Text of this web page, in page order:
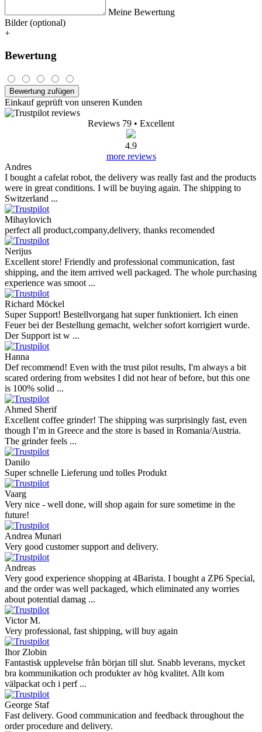
Meine Bewertung
Bilder (optional)
+
Bewertung
Bewertung zufügen
Einkauf geprüft von unseren Kunden
Reviews 79 • Excellent
4.9
more reviews
Andres
I bought a cafelat robot, the delivery was really fast and the products
were in great conditions. I will be buying again. The shipping to
Switzerland ...
Mihaylovich
perfect all product,company,delivery, thanks recomended
Nerijus
Excellent store! Friendly and professional communication, fast
shipping, and the item arrived well packaged. The whole purchasing
experience was smoot ...
Richard Möckel
Super Support! Bestellvorgang hat super funktioniert. Ich einen
Feuer bei der Bestellung gemacht, welcher sofort korrigiert wurde.
Der Support ist w ...
Hanna
Def recommend! Even with the trust pilot results, I'm always a bit
scared ordering from websites I did not hear of before, but this one
is 100% solid ...
Ahmed Sherif
Excellent coffee grinder! The shipping was surprisingly fast, even
though I’m in Greece and the store is based in Romania/Austria.
The grinder feels ...
Danilo
Super schnelle Lieferung und tolles Produkt
Vaarg
Very nice - well done, will shop again for sure sometime in the
future!
Andrea Munari
Very good customer support and delivery.
Andreas
Very good experience shopping at 4Barista. I bought a ZP6 Special,
and the order was well packaged, which eliminated any worries
about potential damag ...
Victor M.
Very professional, fast shipping, will buy again
Ihor Zlobin
Fantastisk upplevelse från början till slut. Snabb leverans, mycket
bra kommunikation och produkter av hög kvalitet. Allt kom
välpackat och i perf ...
George Staf
Fast delivery. Good communication and feedback throughout the
order procedure and delivery.